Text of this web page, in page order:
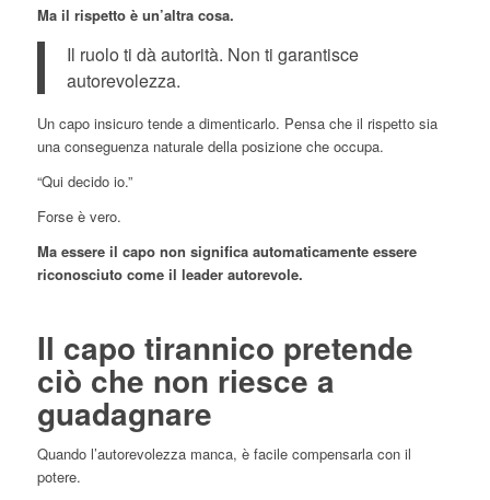
Ma il rispetto è un’altra cosa.
Il ruolo ti dà autorità. Non ti garantisce
autorevolezza.
Un capo insicuro tende a dimenticarlo. Pensa che il rispetto sia
una conseguenza naturale della posizione che occupa.
“Qui decido io.”
Forse è vero.
Ma essere il capo non significa automaticamente essere
riconosciuto come il leader autorevole.
Il capo tirannico pretende
ciò che non riesce a
guadagnare
Quando l’autorevolezza manca, è facile compensarla con il
potere.